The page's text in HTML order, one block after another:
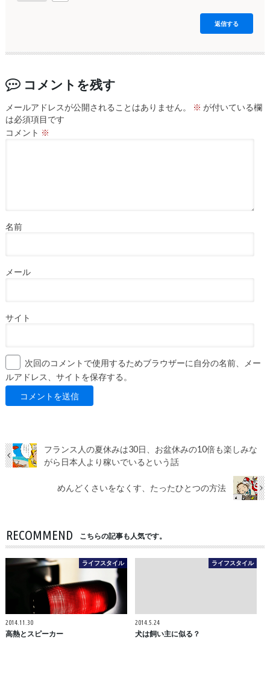
返信する
コメントを残す
メールアドレスが公開されることはありません。 ※ が付いている欄
は必須項目です
コメント ※
名前
メール
サイト
次回のコメントで使用するためブラウザーに自分の名前、メー
ルアドレス、サイトを保存する。
フランス人の夏休みは30日、お盆休みの10倍も楽しみな
がら日本人より稼いでいるという話
めんどくさいをなくす、たったひとつの方法
RECOMMEND こちらの記事も人気です。
ライフスタイル
2014.11.30
高熱とスピーカー
ライフスタイル
2014.5.24
犬は飼い主に似る？